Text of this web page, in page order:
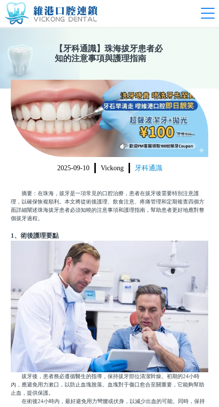
【 牙科通識】 珠海拔牙患者必
知的注意事項與護理指南
2025-09-10 Vickong 牙科通識
摘要：在珠海，拔牙是一項常見的口腔治療，患者在拔牙後需要特別注意護
理，以確保恢複順利。本文將從術後護理、飲食注意、疼痛管理和定期複查四個方
面詳細闡述珠海拔牙患者必須知曉的注意事項和護理指南，幫助患者更好地應對整
個拔牙過程。
1、術後護理要點
拔牙後，患者務必遵循醫生的指導，保持拔牙部位清潔幹燥。初期的24小時
內，應避免用力漱口，以防止血塊脫落。血塊對于傷口愈合至關重要，它能夠幫助
止血，提供保護。
在術後24小時內，最好避免用力彎腰或伏身，以減少出血的可能。同時，保持